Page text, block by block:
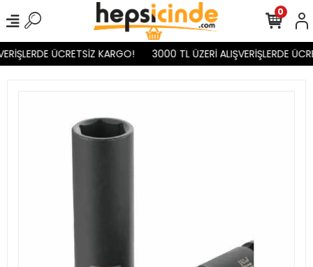
ÜCRETSİZ KARGO! 3000 TL ÜZERİ ALIŞVERİŞLERDE
0